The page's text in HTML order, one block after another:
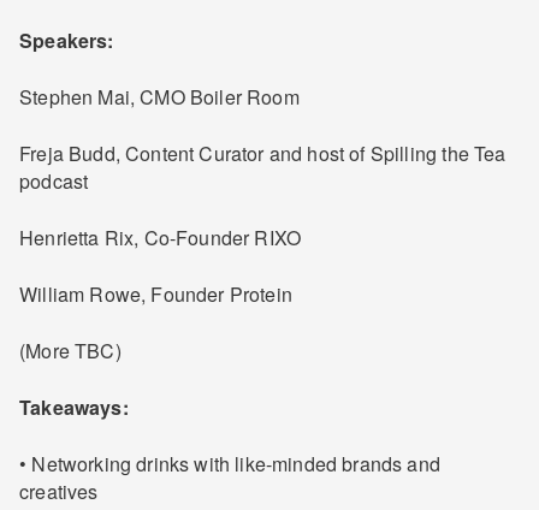
Speakers:
Stephen Mai, CMO Boiler Room
Freja Budd, Content Curator and host of Spilling the Tea
podcast
Henrietta Rix, Co-Founder RIXO
William Rowe, Founder Protein
(More TBC)
Takeaways:
• Networking drinks with like-minded brands and
creatives